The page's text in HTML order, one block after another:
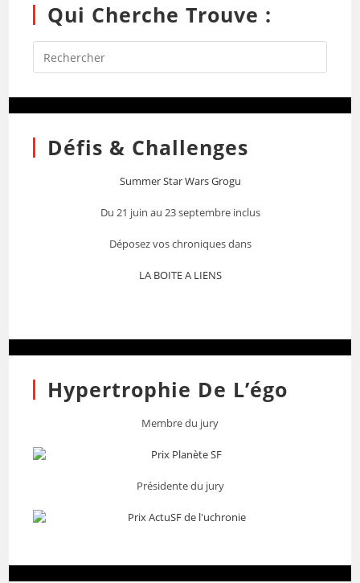
Qui Cherche Trouve :
Défis & Challenges
Summer Star Wars Grogu
Du 21 juin au 23 septembre inclus
Déposez vos chroniques dans
LA BOITE A LIENS
Hypertrophie De L’égo
Membre du jury
Présidente du jury